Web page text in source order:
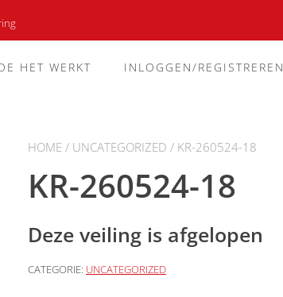
HET WERKT INLOGGEN/REGISTREREN
HOME / UNCATEGORIZED / KR-260524-18
KR-260524-18
Deze veiling is afgelopen
CATEGORIE: UNCATEGORIZED